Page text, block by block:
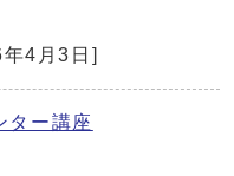
4月3日]
ター講座